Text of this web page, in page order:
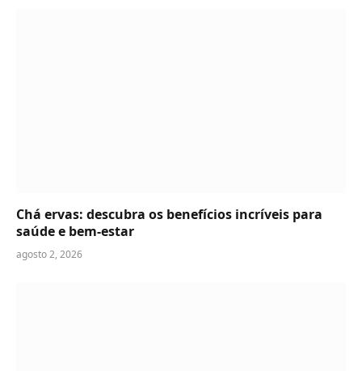
Chá ervas: descubra os benefícios incríveis para
saúde e bem-estar
agosto 2, 2026